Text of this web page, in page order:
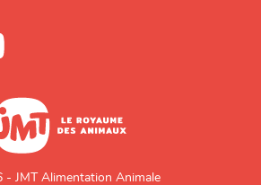
- JMT Alimentation Animale